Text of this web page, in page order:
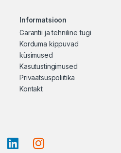
Informatsioon
Garantii ja tehniline tugi
Korduma kippuvad
küsimused
Kasutustingimused
Privaatsuspoliitika
Kontakt